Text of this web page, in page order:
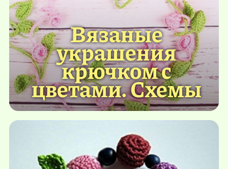
Вязаные
украшения
крючком с
цветами. Схемы